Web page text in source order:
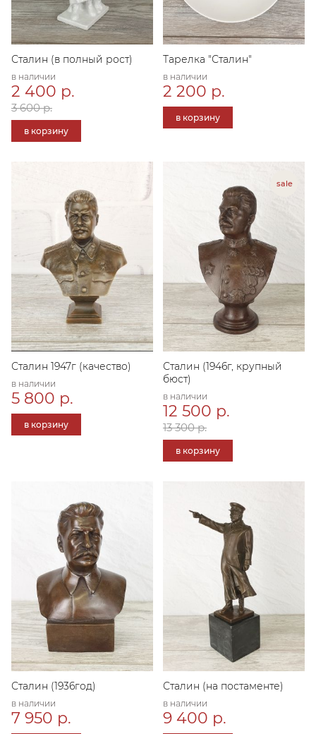
Сталин (в полный рост)
в наличии
2 400 р.
3 600 р.
в корзину
Тарелка "Сталин"
в наличии
2 200 р.
в корзину
Сталин 1947г (качество)
в наличии
5 800 р.
в корзину
Сталин (1946г, крупный
бюст)
в наличии
12 500 р.
13 300 р.
в корзину
Сталин (1936год)
в наличии
7 950 р.
Сталин (на постаменте)
в наличии
9 400 р.